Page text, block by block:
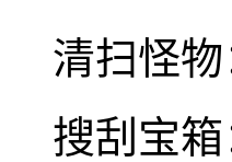
清扫怪
搜刮宝